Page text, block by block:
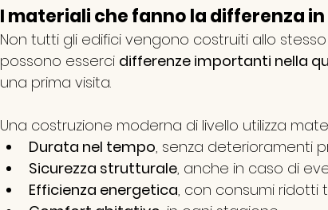
I materiali che fanno la differenza
Non tutti gli edifici vengono costruiti allo
possono esserci differenze importanti nella
una prima visita.
Una costruzione moderna di livello utilizza
Durata nel tempo, senza deterioramenti
Sicurezza strutturale, anche in caso di
Efficienza energetica, con consumi ridotti